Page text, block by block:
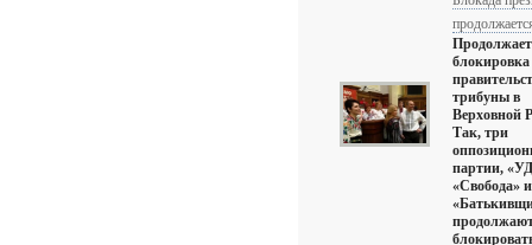
блокировка
трибуны в
Верховной
Так, три
партии,
«Свобода» и